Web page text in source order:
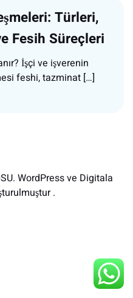
Türleri,
Fesih Süreçleri
İşçi ve işverenin
feshi, tazminat […]
WordPress ve Digitala
.